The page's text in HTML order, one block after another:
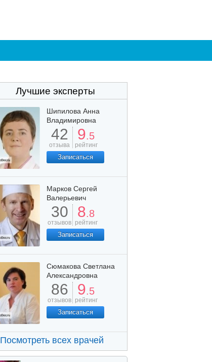
Лучшие эксперты
Шипилова Анна
Владимировна
42
отзыва
9.5
рейтинг
Записаться
Марков Сергей
Валерьевич
30
отзывов
8.8
рейтинг
Записаться
Сюмакова Светлана
Александровна
86
отзывов
9.5
рейтинг
Записаться
Посмотреть всех врачей